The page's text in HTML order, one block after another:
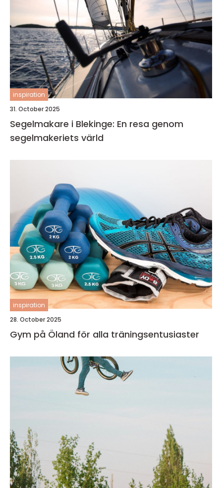
inspiration
31. October 2025
Segelmakare i Blekinge: En resa genom
segelmakeriets värld
inspiration
28. October 2025
Gym på Öland för alla träningsentusiaster